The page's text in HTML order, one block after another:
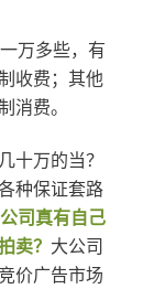
万多些，有
收费；其他
消费。
十万的当？
种保证套路
司真有自己
卖？ 大公司
价广告市场